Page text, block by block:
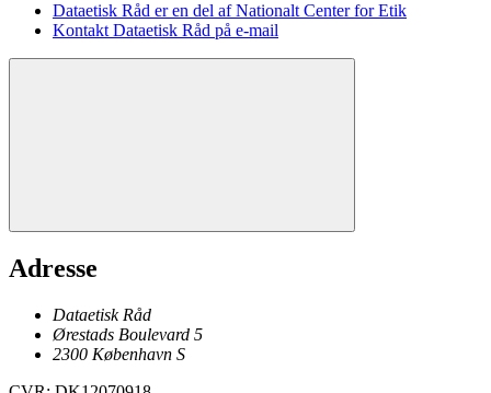
Dataetisk Råd er en del af Nationalt Center for Etik
Kontakt Dataetisk Råd på e-mail
Adresse
Dataetisk Råd
Ørestads Boulevard 5
2300 København S